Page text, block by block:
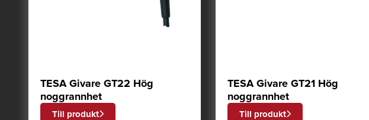
TESA Givare GT22 Hög
noggrannhet
Till produkt
TESA Givare GT21 Hög
noggrannhet
Till produkt